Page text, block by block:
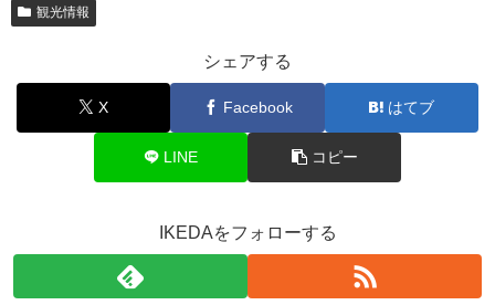
観光情報
シェアする
X Facebook はてブ
LINE コピー
IKEDAをフォローする